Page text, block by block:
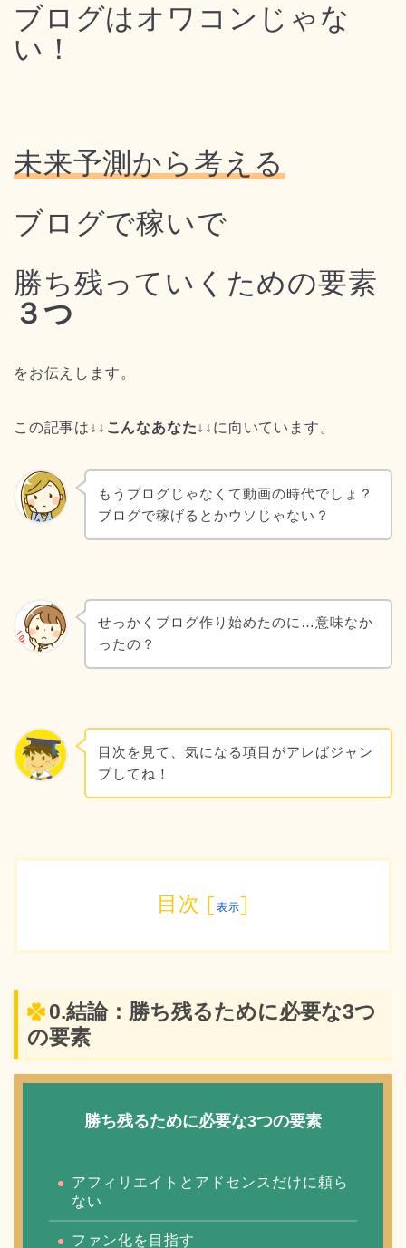
ブログはオワコンじゃな
い！
未来予測から考える
ブログで稼いで
勝ち残っていくための要素
３つ
をお伝えします。
この記事は ↓↓こんなあなた↓↓ に向いています。
もうブログじゃなくて動画の時代でしょ？
ブログで稼げるとかウソじゃない？
せっかくブログ作り始めたのに…意味なか
ったの？
目次を見て、気になる項目がアレばジャン
プしてね！
目次 [表示]
0.結論：勝ち残るために必要な3つ
の要素
勝ち残るために必要な3つの要素
アフィリエイトとアドセンスだけに頼ら
ない
ファン化を目指す